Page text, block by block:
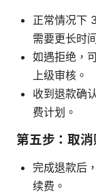
正常情况下
需要更长时
如遇拒绝，
上级审核。
收到退款确
费计划。
第五步：取
完成退款后
续费。